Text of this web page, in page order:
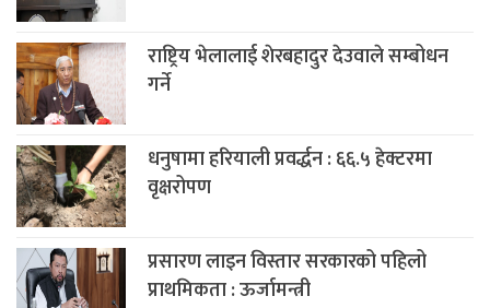
राष्ट्रिय भेलालाई शेरबहादुर देउवाले सम्बोधन
गर्ने
धनुषामा हरियाली प्रवर्द्धन : ६६‍.५ हेक्टरमा
वृक्षरोपण
प्रसारण लाइन विस्तार सरकारको पहिलो
प्राथमिकता : ऊर्जामन्त्री